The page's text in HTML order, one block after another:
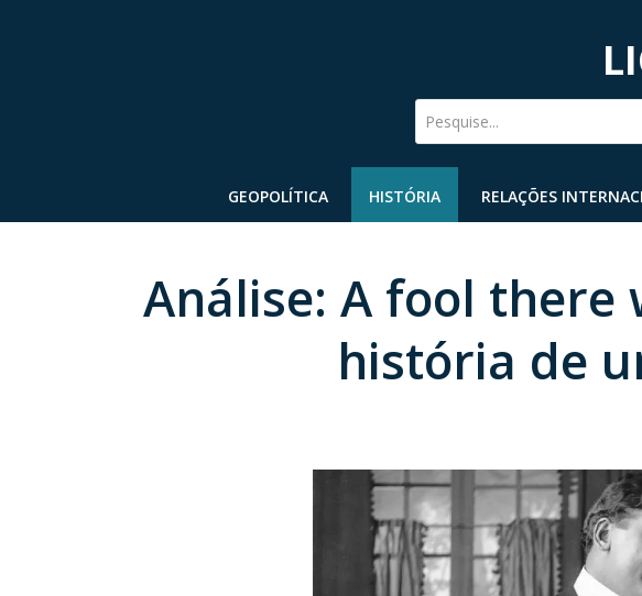
Pesquise...
GEOPOLÍTICA HISTÓRIA RELAÇÕES
Análise: A fool there
história de